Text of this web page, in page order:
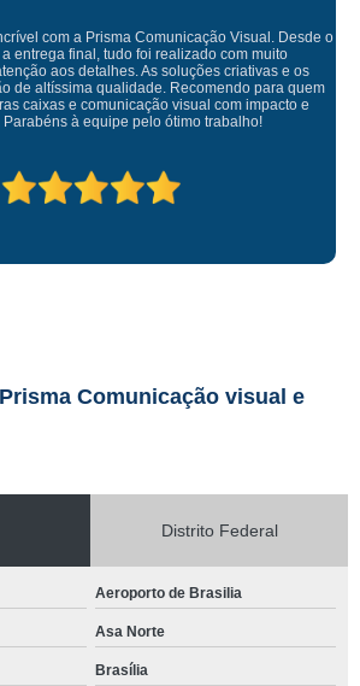
o
Empresa maravilhosa, entregue antes
ficou perfeita, indico de
Comunicação visual e
Distrito Federal
Aeroporto de Brasilia
Asa Norte
Brasília